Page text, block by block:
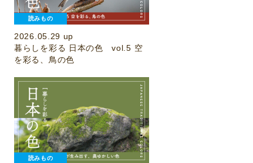
読みもの
2026.05.29 up
暮らしを彩る 日本の色 vol.5 空
を彩る、鳥の色
読みもの